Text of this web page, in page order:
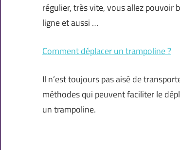
régulier, très vite, vous allez pouvoir
ligne et aussi …
Comment déplacer un trampoline ?
Il n’est toujours pas aisé de
méthodes qui peuvent faciliter le
un trampoline.